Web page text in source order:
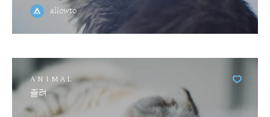
allowto
ANIMAL
졸려